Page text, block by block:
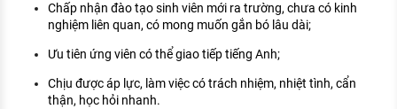
Chấp nhận đào tạo sinh viên mới ra trường, chưa có kinh
nghiệm liên quan, có mong muốn gắn bó lâu dài;
Ưu tiên ứng viên có thể giao tiếp tiếng Anh;
Chịu được áp lực, làm việc có trách nhiệm, nhiệt tình, cẩn
thận, học hỏi nhanh.